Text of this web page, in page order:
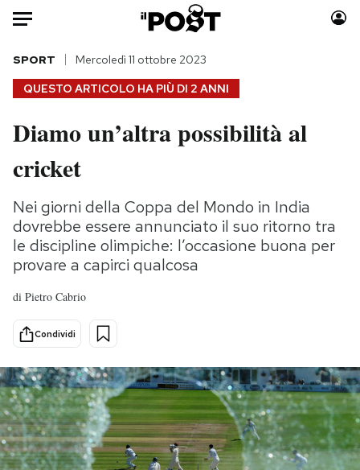
Auto
HOME
Italia
Politica
Tecnologia
Internet
Scienza
Cultura
Economia
Sport
Moda
Storie/Idee
Ok Boomer!
Media
PODCAST
NEWSLETTER
QUESTO ARTICOLO HA PIÙ DI 2 ANNI
SPORT Mercoledì 11 ottobre 2023
Diamo un’altra possibilità al
cricket
Nei giorni della Coppa del Mondo in India
dovrebbe essere annunciato il suo ritorno tra
le discipline olimpiche: l’occasione buona per
provare a capirci qualcosa
di Pietro Cabrio
Condividi